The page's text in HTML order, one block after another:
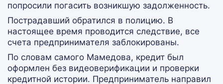
попросили погасить возникшую задолженность.
Пострадавший обратился в полицию. В
настоящее время проводится следствие, все
счета предпринимателя заблокированы.
По словам самого Мамедова, кредит был
оформлен без видеоверификации и проверки
кредитной истории. Предприниматель направил